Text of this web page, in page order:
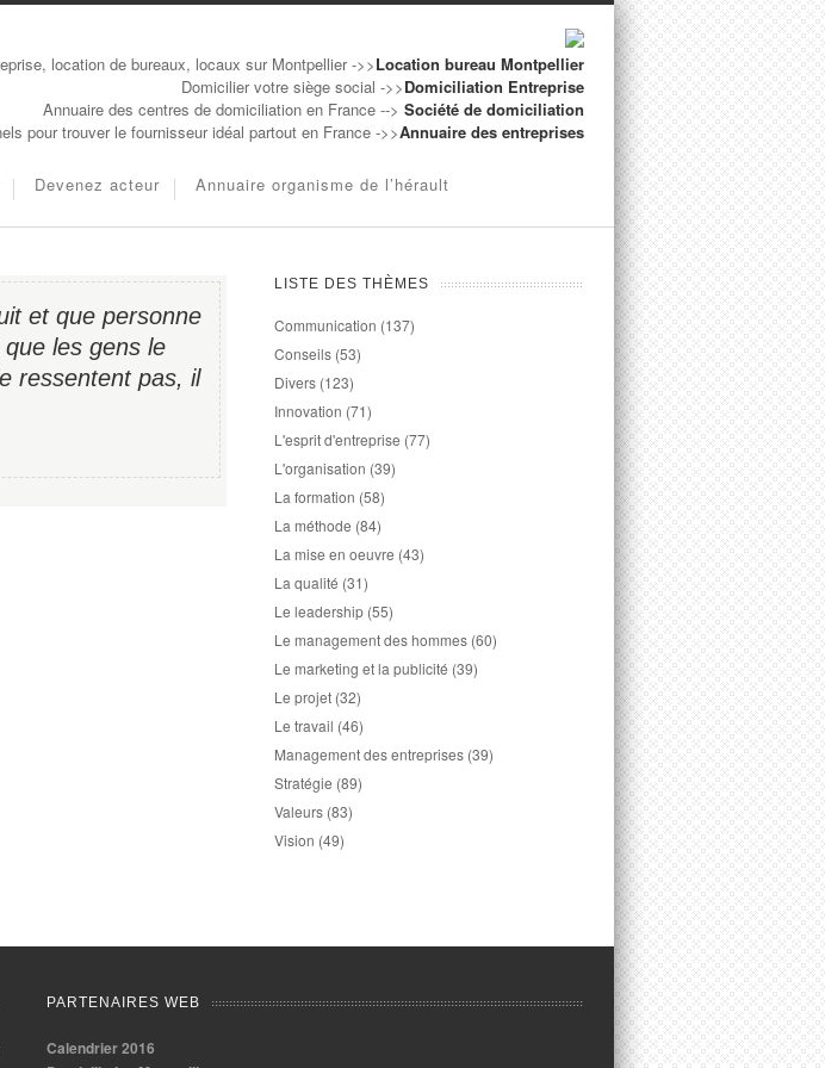
location de bureaux, locaux sur Montpellier ->>Location bureau Montpellier
Domicilier votre siège social ->>Domiciliation Entreprise
Annuaire des centres de domiciliation en France --> Société de domiciliation
pour trouver le fournisseur idéal partout en France ->>Annuaire des entreprises
Devenez acteur Annuaire organisme de l’hérault
et que personne
les gens le
ressentent pas, il
LISTE DES THÈMES
Communication (137)
Conseils (53)
Divers (123)
Innovation (71)
L'esprit d'entreprise (77)
L'organisation (39)
La formation (58)
La méthode (84)
La mise en oeuvre (43)
La qualité (31)
Le leadership (55)
Le management des hommes (60)
Le marketing et la publicité (39)
Le projet (32)
Le travail (46)
Management des entreprises (39)
Stratégie (89)
Valeurs (83)
Vision (49)
PARTENAIRES WEB
Calendrier 2016